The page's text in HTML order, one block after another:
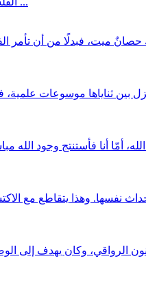
حصانٌ ميت، فبدلًا من أن
نفسها. وهذا يتقاطع
الرواقي، وكان يهدف إلى